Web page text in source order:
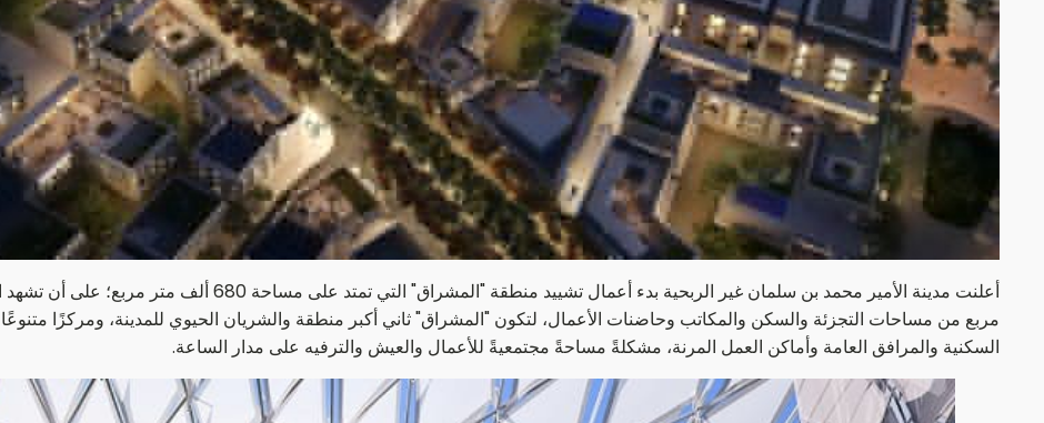
مربع من مساحات التجزئة والسكن والمكاتب وحاضنات الأعمال، لتكون "المشراق" ثاني أكبر منطقة والشريان الحيوي للمدينة، ومركزًا
السكنية والمرافق العامة وأماكن العمل المرنة، مشكلةً مساحةً مجتمعيةً للأعمال والعيش والترفيه على مدار الساعة.